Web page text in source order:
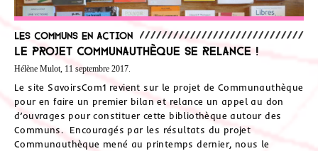
Les communs en action
Le projet Communauthèque se relance !
Hélène Mulot, 11 septembre 2017.
Le site SavoirsCom1 revient sur le projet de Communauthèque
pour en faire un premier bilan et relance un appel au don
d’ouvrages pour constituer cette bibliothèque autour des
Communs. Encouragés par les résultats du projet
Communauthèque mené au printemps dernier, nous le